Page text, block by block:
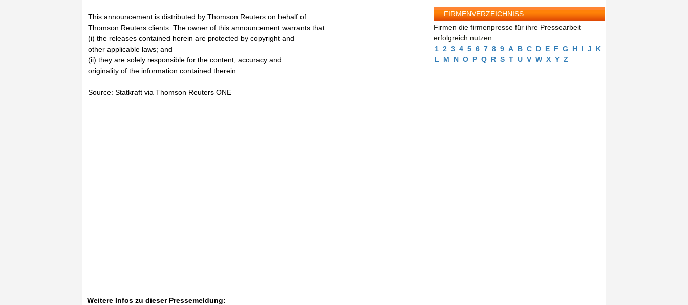
This announcement is distributed by Thomson Reuters on behalf of
Thomson Reuters clients. The owner of this announcement warrants that:
(i) the releases contained herein are protected by copyright and
other applicable laws; and
(ii) they are solely responsible for the content, accuracy and
originality of the information contained therein.
Source: Statkraft via Thomson Reuters ONE
Weitere Infos zu dieser Pressemeldung:
FIRMENVERZEICHNISS
Firmen die firmenpresse für ihre Pressearbeit
erfolgreich nutzen
1 2 3 4 5 6 7 8 9 A B C D E F G H I J
K
L
M N O P Q R S T U V W X Y Z